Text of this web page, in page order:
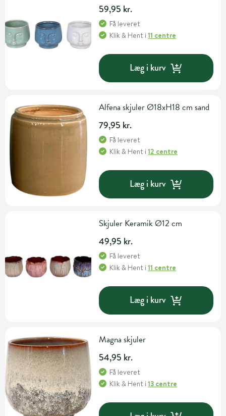
59,95 kr.
Få leveret
Klik & Hent i11 centre
Læg i kurv
Alfena skjuler Ø18xH18 cm sand
79,95 kr.
Få leveret
Klik & Hent i12 centre
Læg i kurv
Skjuler Keramik Ø12 cm
49,95 kr.
Få leveret
Klik & Hent i11 centre
Læg i kurv
Magna skjuler
54,95 kr.
Få leveret
Klik & Hent i13 centre